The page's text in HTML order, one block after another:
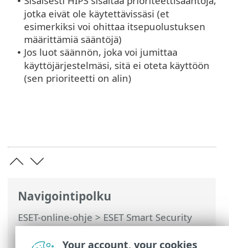
Navigointipolku
ESET-online-ohje>ESET Smart Security
Premium>Lisäasetukset>Tarkistaa>
HIPS (Host Intrusion Prevention System)
jotka eivät ole käytettävissäsi (et
esimerkiksi voi ohittaa itsepuolustuksen
määrittämiä sääntöjä)
• Jos luot säännön, joka voi jumittaa
käyttöjärjestelmäsi, sitä ei oteta käyttöön
(sen prioriteetti on alin)
Your account, your cookies